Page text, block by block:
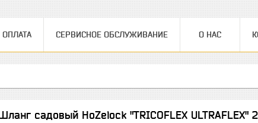
ОПЛАТА СЕРВИСНОЕ ОБСЛУЖИВАНИЕ О НАС
садовый HoZelock "TRICOFLEX ULTRAFLEX"